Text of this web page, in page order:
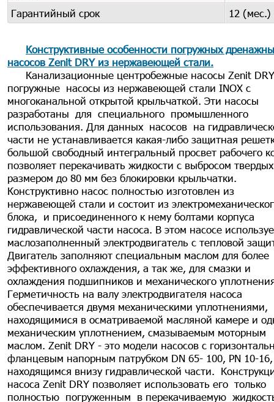
Гарантийный срок 12 (мес.)
Конструктивные особенности погружных
насосов Zenit DRY из нержавеющей стали.
Канализационные центробежные насосы Zenit
погружные насосы из нержавеющей стали INOX с
многоканальной открытой крыльчаткой. Эти насосы
разработаны для специального промышленного
использования. Для данных насосов на
части не устанавливается какая-либо защитная
большой свободный интегральный просвет рабочего
позволяет перекачивать жидкости с выбросом
размером до 80 мм без блокировки крыльчатки.
Конструктивно насос полностью изготовлен из
нержавеющей стали и состоит из
блока, и присоединенного к нему болтами корпуса
гидравлической части насоса. В этом насосе
маслозаполненный электродвигатель с тепловой
Двигатель заполняют специальным маслом для более
эффективного охлаждения, а так же, для смазки и
охлаждения подшипников и механического
Герметичность на валу электродвигателя насоса
обеспечивается двумя механическими уплотнениями,
находящимися в осматриваемой масляной камере и
механическим уплотнением, смазываемым моторным
маслом. Zenit DRY - это модели насосов с
фланцевым напорным патрубком DN 65- 100, PN 10-16,
находящимся внизу гидравлической части.
насоса Zenit DRY позволяет использовать его только
полностью погруженным в перекачиваемую